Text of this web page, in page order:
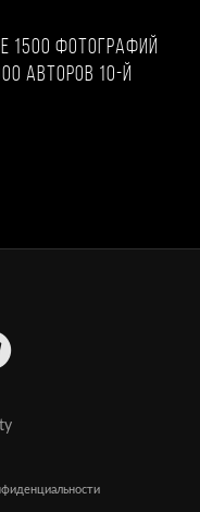
1500 фотографий
авторов 10-й